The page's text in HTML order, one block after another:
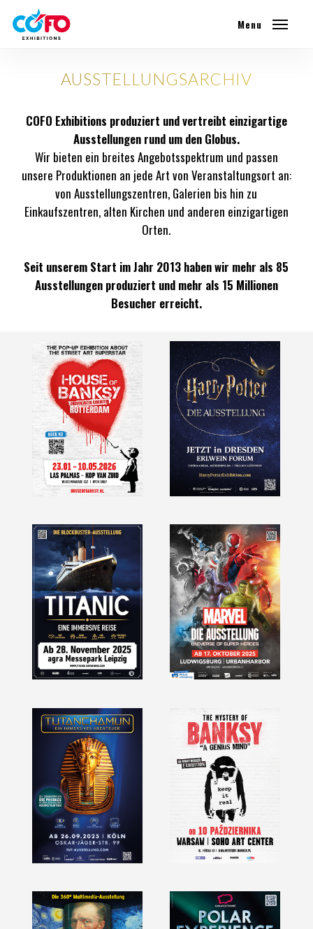
Menu
AUSSTELLUNGSARCHIV
COFO Exhibitions produziert und vertreibt einzigartige
Ausstellungen rund um den Globus.
Wir bieten ein breites Angebotsspektrum und passen
unsere Produktionen an jede Art von Veranstaltungsort an:
von Ausstellungszentren, Galerien bis hin zu
Einkaufszentren, alten Kirchen und anderen einzigartigen
Orten.
Seit unserem Start im Jahr 2013 haben wir mehr als 85
Ausstellungen produziert und mehr als 15 Millionen
Besucher erreicht.